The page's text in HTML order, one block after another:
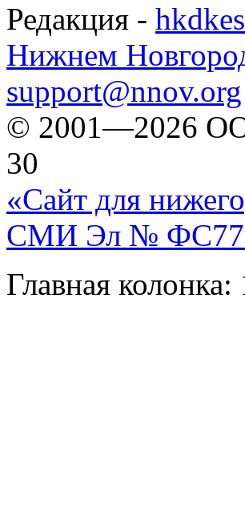
Редакция -
Нижнем
support@nnov.org
© 2001—2026
30
«Сайт для
СМИ Эл № ФС77-
Главная колонка: